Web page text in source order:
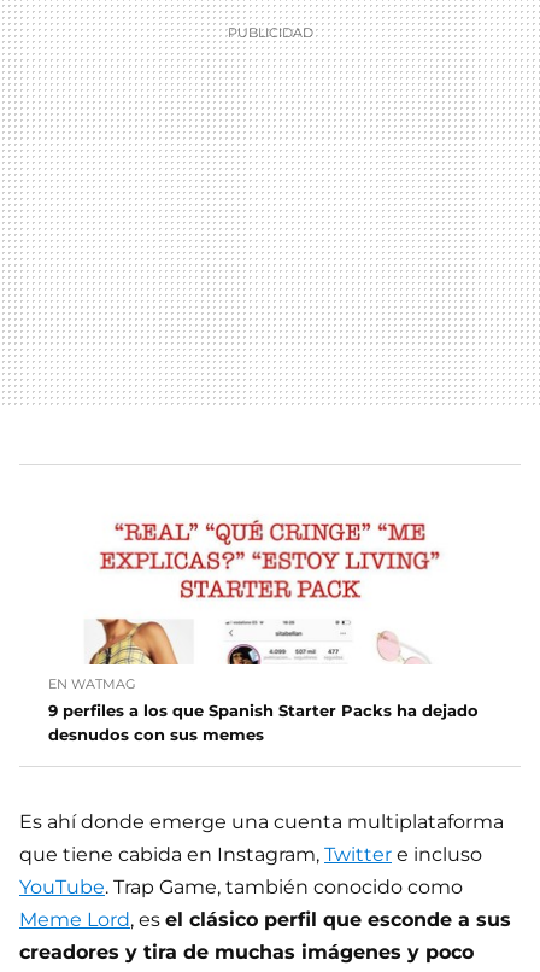
EN WATMAG
9 perfiles a los que Spanish Starter Packs ha dejado
desnudos con sus memes
Es ahí donde emerge una cuenta multiplataforma
que tiene cabida en Instagram, Twitter e incluso
YouTube. Trap Game, también conocido como
Meme Lord, es el clásico perfil que esconde a sus
creadores y tira de muchas imágenes y poco